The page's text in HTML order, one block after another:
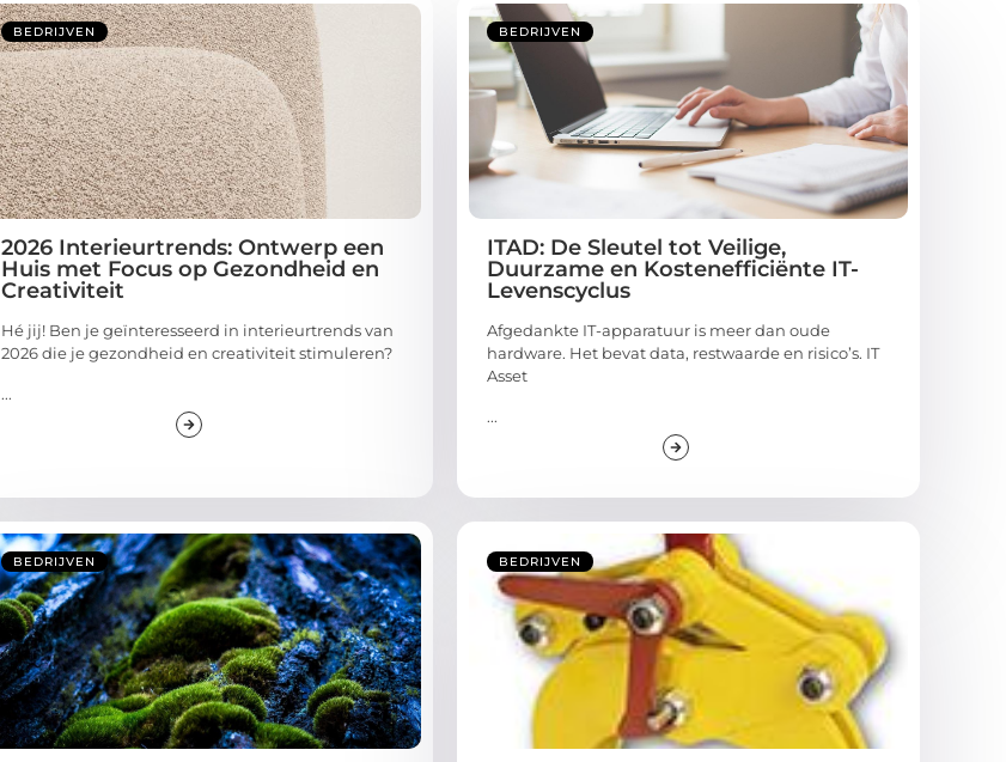
BEDRIJVEN
2026 Interieurtrends: Ontwerp een
Huis met Focus op Gezondheid en
Creativiteit
Hé jij! Ben je geïnteresseerd in interieurtrends van
2026 die je gezondheid en creativiteit stimuleren?
...
BEDRIJVEN
ITAD: De Sleutel tot Veilige,
Duurzame en Kostenefficiënte IT-
Levenscyclus
Afgedankte IT-apparatuur is meer dan oude
hardware. Het bevat data, restwaarde en risico’s. IT
Asset
...
BEDRIJVEN BEDRIJVEN